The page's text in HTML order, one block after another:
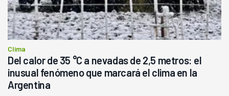
Clima
Del calor de 35 °C a nevadas de 2,5 metros: el
inusual fenómeno que marcará el clima en la
Argentina